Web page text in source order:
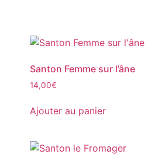
Santon Femme sur l’âne
14,00€
Ajouter au panier